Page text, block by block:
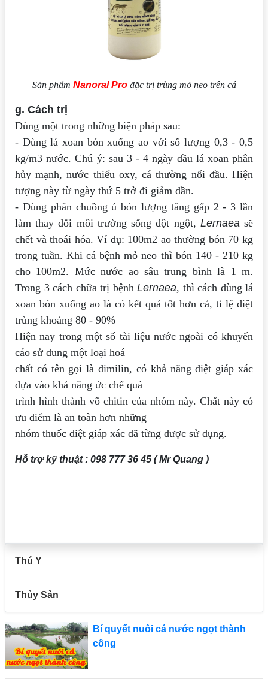
Sản phẩm Nanoral Prođặc trị trùng mỏ neo trên cá
g. Cách trị
Dùng một trong những biện pháp sau:
- Dùng lá xoan bón xuống ao với số lượng 0,3 - 0,5
kg/m3 nước. Chú ý: sau 3 - 4 ngày đầu lá xoan phân
hủy mạnh, nước thiếu oxy, cá thường nổi đầu. Hiện
tượng này từ ngày thứ 5 trở đi giảm dần.
- Dùng phân chuồng ủ bón lượng tăng gấp 2 - 3 lần
làm thay đổi môi trường sống đột ngột, Lernaeasẽ
chết và thoái hóa. Ví dụ: 100m2 ao thường bón 70 kg
trong tuần. Khi cá bệnh mỏ neo thì bón 140 - 210 kg
cho 100m2. Mức nước ao sâu trung bình là 1 m.
Trong 3 cách chữa trị bệnh Lernaea, thì cách dùng lá
xoan bón xuống ao là có kết quả tốt hơn cả, tỉ lệ diệt
trùng khoảng 80 - 90%
Hiện nay trong một số tài liệu nước ngoài có khuyến
cáo sử dung một loại hoá
chất có tên gọi là dimilin, có khả năng diệt giáp xác
dựa vào khả năng ức chế quá
trình hình thành võ chitin của nhóm này. Chất này có
ưu điểm là an toàn hơn những
nhóm thuốc diệt giáp xác đã từng được sử dụng.
Hỗ trợ kỹ thuật : 098 777 36 45 ( Mr Quang )
Thú Y
Thủy Sản
Bí quyết nuôi cá nước ngọt thành
công